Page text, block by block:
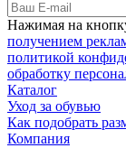
Нажимая на
получением
политикой
обработку
Каталог
Уход за обувью
Как подобрать
Компания